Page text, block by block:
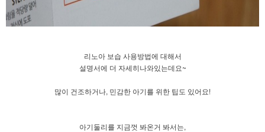
리노아 보습 사용방법에 대해서
설명서에 더 자세히나와있는데요~
많이 건조하거나, 민감한 아기를 위한 팁도 있어요!
​아기둘리를 지금껏 봐온거 봐서는,